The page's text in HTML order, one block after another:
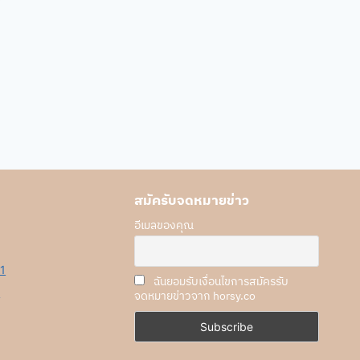
สมัครับจดหมายข่าว
อีเมลของคุณ
ฉันยอมรับเงื่อนไขการสมัครรับ
จดหมายข่าวจาก horsy.co